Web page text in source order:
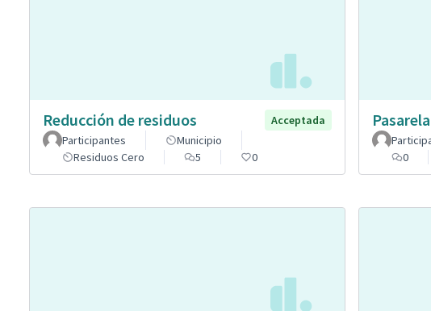
Reducción de residuos
Acceptada
Participantes
Municipio
Residuos Cero
5 0
0